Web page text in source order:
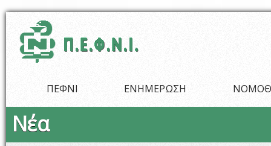
ΠΕΦΝΙ ΕΝΗΜΕΡΩΣΗ
Νέα